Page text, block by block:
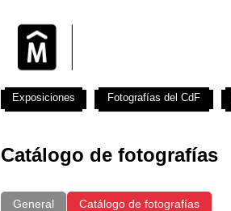
Catálogo de fotografías
General Catálogo de fotografías
Exposiciones Fotografías del CdF